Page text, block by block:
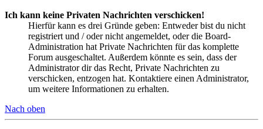
Ich kann keine Privaten Nachrichten verschicken!
Hierfür kann es drei Gründe geben: Entweder bist du nicht
registriert und / oder nicht angemeldet, oder die Board-
Administration hat Private Nachrichten für das komplette
Forum ausgeschaltet. Außerdem könnte es sein, dass der
Administrator dir das Recht, Private Nachrichten zu
verschicken, entzogen hat. Kontaktiere einen Administrator,
um weitere Informationen zu erhalten.
Nach oben